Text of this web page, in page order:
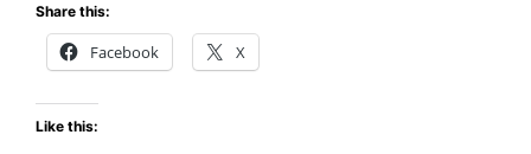
Share this:
Facebook X
Like this: